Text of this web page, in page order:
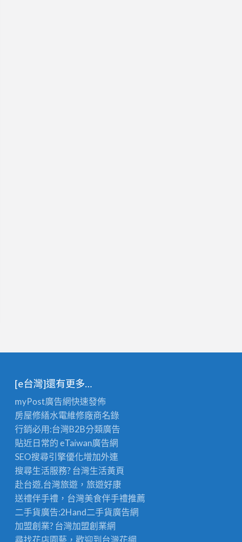
[e台灣]還有更多…
myPost廣告網快速發佈
房屋修繕水電維修廠商名錄
行銷必用:台灣B2B分類廣告
貼近日常的 eTaiwan廣告網
SEO搜尋引擎優化增加外連
搜尋生活服務? 台灣生活黃頁
赴台遊,台灣旅遊 ，旅遊好康
送禮伴手禮，台灣美食伴手禮推薦
二手貨廣告:2Hand二手貨廣告網
加盟創業? 台灣加盟創業網
尋找花店園藝，歡迎到 台灣花網